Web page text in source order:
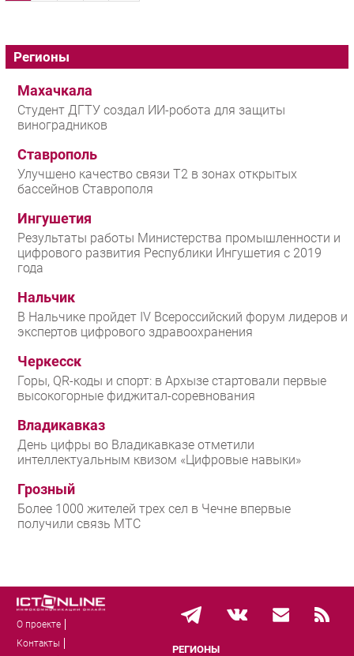
Регионы
Махачкала
Студент ДГТУ создал ИИ-робота для защиты
виноградников
Ставрополь
Улучшено качество связи T2 в зонах открытых
бассейнов Ставрополя
Ингушетия
Результаты работы Министерства промышленности и
цифрового развития Республики Ингушетия с 2019
года
Нальчик
В Нальчике пройдет IV Всероссийский форум лидеров и
экспертов цифрового здравоохранения
Черкесск
Горы, QR-коды и спорт: в Архызе стартовали первые
высокогорные фиджитал-соревнования
Владикавказ
День цифры во Владикавказе отметили
интеллектуальным квизом «Цифровые навыки»
Грозный
Более 1000 жителей трех сел в Чечне впервые
получили связь МТС
О проекте
Контакты
РЕГИОНЫ